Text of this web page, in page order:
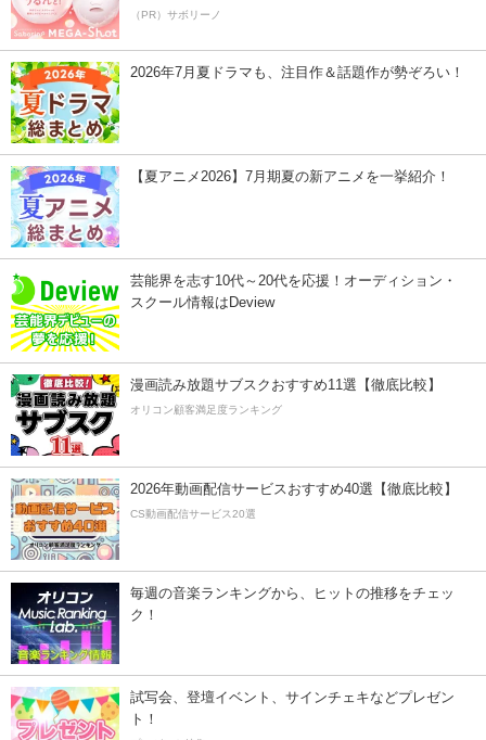
（PR）サボリーノ
2026年7月夏ドラマも、注目作＆話題作が勢ぞろい！
【夏アニメ2026】7月期夏の新アニメを一挙紹介！
芸能界を志す10代～20代を応援！オーディション・
スクール情報はDeview
漫画読み放題サブスクおすすめ11選【徹底比較】
オリコン顧客満足度ランキング
2026年動画配信サービスおすすめ40選【徹底比較】
CS動画配信サービス20選
毎週の音楽ランキングから、ヒットの推移をチェッ
ク！
試写会、登壇イベント、サインチェキなどプレゼン
ト！